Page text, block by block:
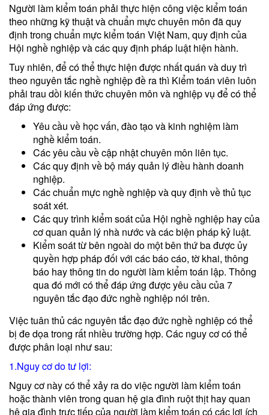
Người làm kiểm toán phải thực hiện công việc kiểm toán
theo những kỹ thuật và chuẩn mực chuyên môn đã quy
định trong chuẩn mực kiểm toán Việt Nam, quy định của
Hội nghề nghiệp và các quy định pháp luật hiện hành.
Tuy nhiên, để có thể thực hiện được nhất quán và duy trì
theo nguyên tắc nghề nghiệp đề ra thì Kiểm toán viên luôn
phải trau dồi kiến thức chuyên môn và nghiệp vụ để có thể
đáp ứng được:
Yêu cầu về học vấn, đào tạo và kinh nghiệm làm
nghề kiểm toán.
Các yêu cầu về cập nhật chuyên môn liên tục.
Các quy định về bộ máy quản lý điều hành doanh
nghiệp.
Các chuẩn mực nghề nghiệp và quy định về thủ tục
soát xét.
Các quy trình kiểm soát của Hội nghề nghiệp hay của
cơ quan quản lý nhà nước và các biện pháp kỷ luật.
Kiểm soát từ bên ngoài do một bên thứ ba được ủy
quyền hợp pháp đối với các báo cáo, tờ khai, thông
báo hay thông tin do người làm kiểm toán lập. Thông
qua đó mới có thể đáp ứng được yêu cầu của 7
nguyên tắc đạo đức nghề nghiệp nói trên.
Việc tuân thủ các nguyên tắc đạo đức nghề nghiệp có thể
bị đe dọa trong rất nhiều trường hợp. Các nguy cơ có thể
được phân loại như sau:
1.Nguy cơ do tư lợi:
Nguy cơ này có thể xảy ra do việc người làm kiểm toán
hoặc thành viên trong quan hệ gia đình ruột thịt hay quan
hệ gia đình trực tiếp của người làm kiểm toán có các lợi ích